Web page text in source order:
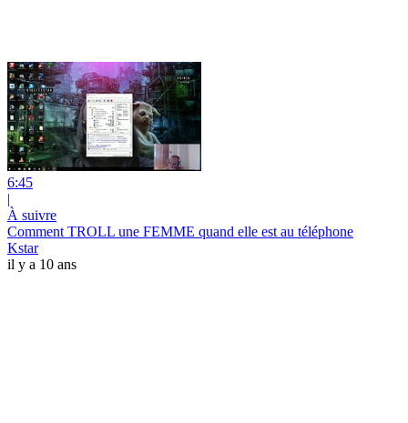
6:45
|
À suivre
Comment TROLL une FEMME quand elle est au téléphone
Kstar
il y a 10 ans